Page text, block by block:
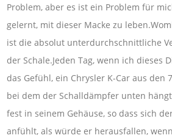
Problem, aber es ist ein Problem für
gelernt, mit dieser Macke zu
ist die absolut unterdurchschnittliche
der Schale.Jeden Tag, wenn ich dieses
das Gefühl, ein Chrysler K-Car aus den
bei dem der Schalldämpfer unten
fest in seinem Gehäuse, so dass sich
anfühlt, als würde er herausfallen,